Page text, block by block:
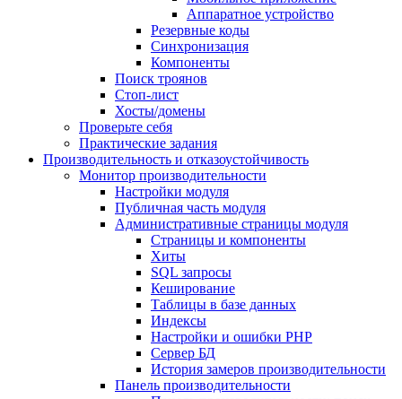
Аппаратное устройство
Резервные коды
Синхронизация
Компоненты
Поиск троянов
Стоп-лист
Хосты/домены
Проверьте себя
Практические задания
Производительность и отказоустойчивость
Монитор производительности
Настройки модуля
Публичная часть модуля
Административные страницы модуля
Страницы и компоненты
Хиты
SQL запросы
Кеширование
Таблицы в базе данных
Индексы
Настройки и ошибки PHP
Сервер БД
История замеров производительности
Панель производительности